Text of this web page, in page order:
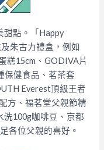
甜點。「Happy
朱古力禮盒，例如
糕15cm、GODIVA片
保健食品、茗茶套
Everest頂級王者
方、福茗堂父親節精
100g咖啡豆、京都
各位父親的喜好。